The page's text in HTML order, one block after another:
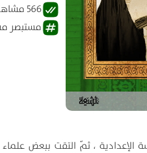
566 مشاهدة
مستبصر
، ثمّ التقت ببعض علماء